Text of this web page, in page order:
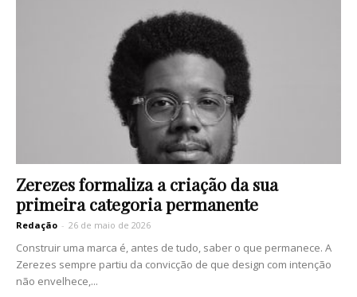
Zerezes formaliza a criação da sua
primeira categoria permanente
Redação - 26 de maio de 2026
Construir uma marca é, antes de tudo, saber o que permanece. A
Zerezes sempre partiu da convicção de que design com intenção
não envelhece,...